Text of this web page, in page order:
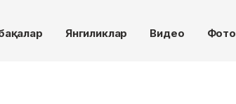
Янгиликлар Видео Фото